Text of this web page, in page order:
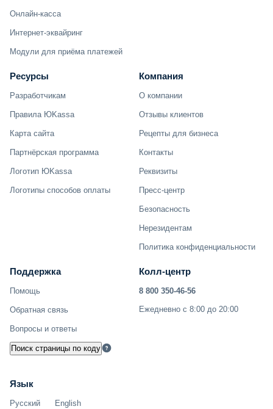
Онлайн-касса
Интернет-эквайринг
Модули для приёма платежей
Ресурсы
Разработчикам
Правила ЮKassa
Карта сайта
Партнёрская программа
Логотип ЮKassa
Логотипы способов оплаты
Компания
О компании
Отзывы клиентов
Рецепты для бизнеса
Контакты
Реквизиты
Пресс-центр
Безопасность
Нерезидентам
Политика конфиденциальности
Поддержка
Помощь
Обратная связь
Вопросы и ответы
Поиск страницы по коду
Колл-центр
8 800 350-46-56
Ежедневно с 8:00 до 20:00
Язык
Русский English